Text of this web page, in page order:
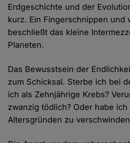
Erdgeschichte und der
kurz. Ein Fingerschnippen und
beschließt das kleine
Planeten.
Das Bewusstsein der
zum Schicksal. Sterbe ich bei
ich als Zehnjährige Krebs?
zwanzig tödlich? Oder habe ich
Altersgründen zu